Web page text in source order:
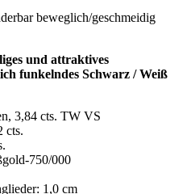
beweglich/geschmeidig
und attraktives
funkelndes Schwarz / Weiß
3,84 cts. TW VS
cts.
750/000
1,0 cm